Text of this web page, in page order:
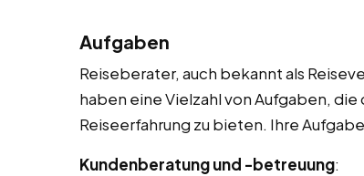
Aufgaben
Reiseberater, auch bekannt als
haben eine Vielzahl von Aufgaben,
Reiseerfahrung zu bieten. Ihre
Kundenberatung und -betreuung: